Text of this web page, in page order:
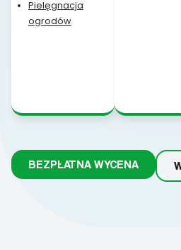
Pielęgnacja
ogrodów
BEZPŁATNA WYCENA